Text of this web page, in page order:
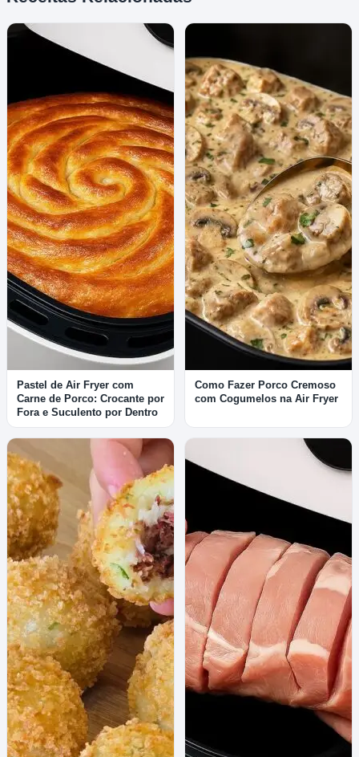
Pastel de Air Fryer com
Carne de Porco: Crocante por
Fora e Suculento por Dentro
Como Fazer Porco Cremoso
com Cogumelos na Air Fryer